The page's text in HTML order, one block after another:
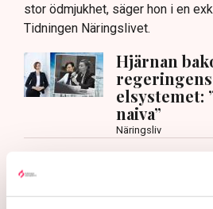
stor ödmjukhet, säger hon i en
Tidningen Näringslivet.
Hjärnan
elsystemet:
naiva”
Näringsliv
Vad kan Svenska kraftnät göra
förutsättningar för näringslivet?